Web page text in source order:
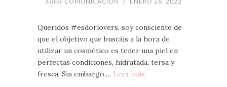
Queridos #esdorlovers, soy consciente de
que el objetivo que buscáis a la hora de
utilizar un cosmético es tener una piel en
perfectas condiciones, hidratada, tersa y
fresca. Sin embargo,… Leer más